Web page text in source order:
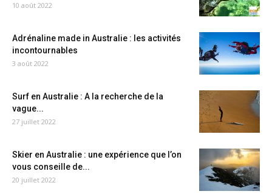
10 août 2022
Adrénaline made in Australie : les activités
incontournables
3 août 2022
Surf en Australie : A la recherche de la
vague...
27 juillet 2022
Skier en Australie : une expérience que l’on
vous conseille de...
20 juillet 2022